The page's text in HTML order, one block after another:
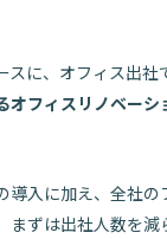
スに、オフィス出社
オフィスリノベーシ
導入に加え、全社の
まずは出社人数を減